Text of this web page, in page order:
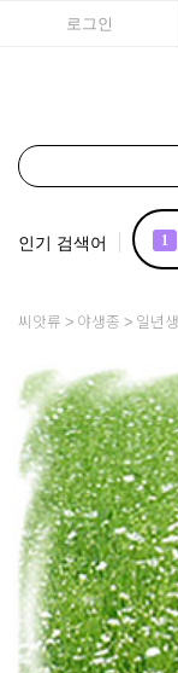
로그인
인기 검색어 1
4
5
6
7
8
씨앗류 야생종 일년생